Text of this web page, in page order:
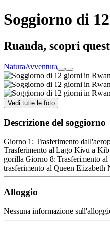
Soggiorno di
Ruanda, scopri
NaturaAvventura
Vedi tutte le foto
Descrizione del soggiorno
Giorno 1: Trasferimento
Trasferimento al Lago Kivu a
gorilla Giorno 8: Trasferimento
trasferimento al Queen
Alloggio
Nessuna informazione